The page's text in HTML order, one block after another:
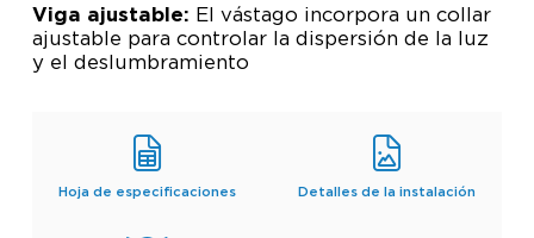
Viga ajustable: El vástago incorpora un collar
ajustable para controlar la dispersión de la luz
y el deslumbramiento
Hoja de especificaciones Detalles de la instalación